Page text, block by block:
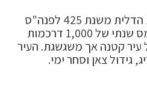
רשימת המסים של הברית הדלית משנת 425 לפנה"ס
מציינת שסארוס שילמה מס שנתי של 1,000 דרכמות
עיר קטנה אך משגשגת. העיר
גידול צאן וסחר ימי.